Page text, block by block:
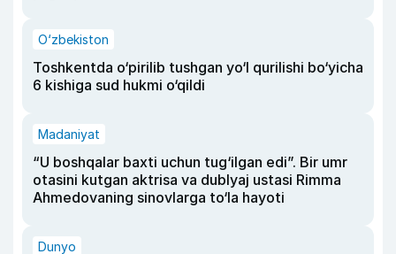
O‘zbekiston
Toshkentda o‘pirilib tushgan yo‘l qurilishi bo‘yicha
6 kishiga sud hukmi o‘qildi
Madaniyat
“U boshqalar baxti uchun tug‘ilgan edi”. Bir umr
otasini kutgan aktrisa va dublyaj ustasi Rimma
Ahmedovaning sinovlarga to‘la hayoti
Dunyo